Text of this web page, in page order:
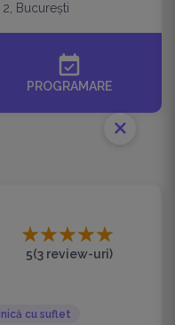
București
event_available
PROGRAMARE
close
5(3 review-uri)
cu suflet